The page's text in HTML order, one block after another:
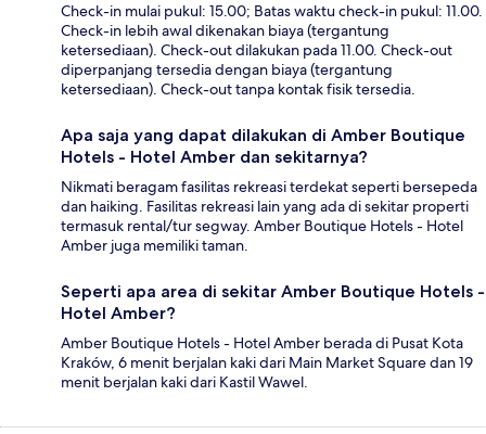
Check-in mulai pukul: 15.00; Batas waktu check-in pukul: 11.00.
Check-in lebih awal dikenakan biaya (tergantung
ketersediaan). Check-out dilakukan pada 11.00. Check-out
diperpanjang tersedia dengan biaya (tergantung
ketersediaan). Check-out tanpa kontak fisik tersedia.
Apa saja yang dapat dilakukan di Amber Boutique
Hotels - Hotel Amber dan sekitarnya?
Nikmati beragam fasilitas rekreasi terdekat seperti bersepeda
dan haiking. Fasilitas rekreasi lain yang ada di sekitar properti
termasuk rental/tur segway. Amber Boutique Hotels - Hotel
Amber juga memiliki taman.
Seperti apa area di sekitar Amber Boutique Hotels -
Hotel Amber?
Amber Boutique Hotels - Hotel Amber berada di Pusat Kota
Kraków, 6 menit berjalan kaki dari Main Market Square dan 19
menit berjalan kaki dari Kastil Wawel.